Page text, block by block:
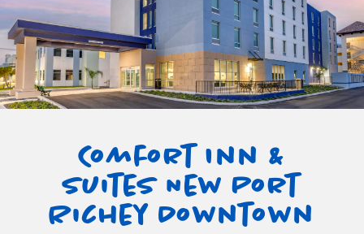
Comfort Inn &
Suites New Port
Richey Downtown